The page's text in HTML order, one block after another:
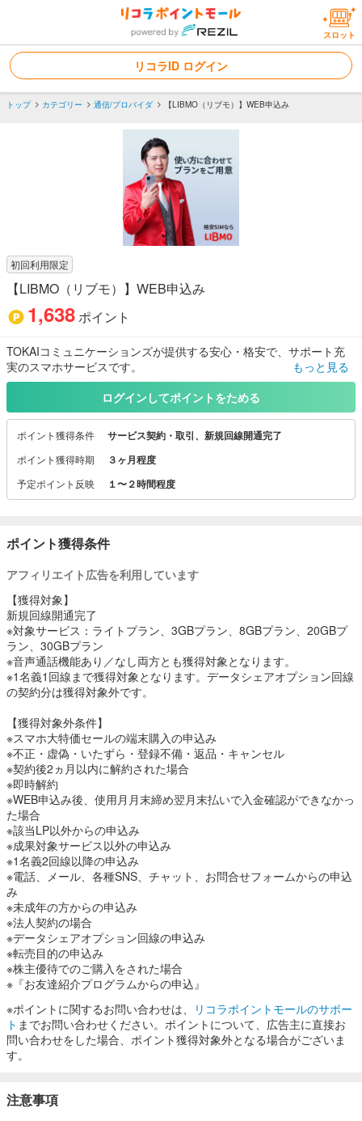
スロット
リコラID ログイン
トップ カテゴリー 通信/プロバイダ 【LIBMO（リブモ）】WEB申込み
初回利用限定
【LIBMO（リブモ）】WEB申込み
1,638ポイント
TOKAIコミュニケーションズが提供する安心・格安で、サポート充
実のスマホサービスです。
安定のdocomo回線！
SIM単体はもちろん、LIBMOが用意するスマホ端末とセットでもご
利用いただけます！
もっと見る
ログインしてポイントをためる
ポイント獲得条件 サービス契約・取引、新規回線開通完了
ポイント獲得時期 ３ヶ月程度
予定ポイント反映 １〜２時間程度
ポイント獲得条件
アフィリエイト広告を利用しています
【獲得対象】
新規回線開通完了
※対象サービス：ライトプラン、3GBプラン、8GBプラン、20GBプ
ラン、30GBプラン
※音声通話機能あり／なし両方とも獲得対象となります。
※1名義1回線まで獲得対象となります。データシェアオプション回線
の契約分は獲得対象外です。
【獲得対象外条件】
※スマホ大特価セールの端末購入の申込み
※不正・虚偽・いたずら・登録不備・返品・キャンセル
※契約後2ヵ月以内に解約された場合
※即時解約
※WEB申込み後、使用月月末締め翌月末払いで入金確認ができなかっ
た場合
※該当LP以外からの申込み
※成果対象サービス以外の申込み
※1名義2回線以降の申込み
※電話、メール、各種SNS、チャット、お問合せフォームからの申込
み
※未成年の方からの申込み
※法人契約の場合
※データシェアオプション回線の申込み
※転売目的の申込み
※株主優待でのご購入をされた場合
※『お友達紹介プログラムからの申込』
※ポイントに関するお問い合わせは、
リコラポイントモールのサポー
ト までお問い合わせください。ポイントについて、広告主に直接お
問い合わせをした場合、ポイント獲得対象外となる場合がございま
す。
注意事項